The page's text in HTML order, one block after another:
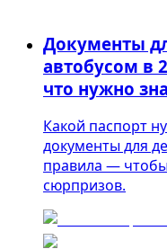
Документы
автобусом в
что нужно
Какой паспорт
документы для
правила —
сюрпризов.